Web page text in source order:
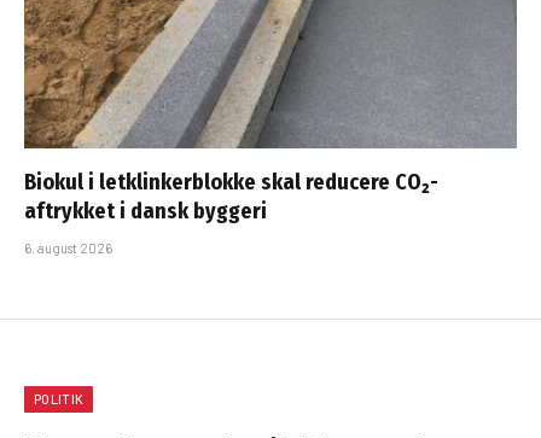
Biokul i letklinkerblokke skal reducere CO₂-
aftrykket i dansk byggeri
6. august 2026
POLITIK